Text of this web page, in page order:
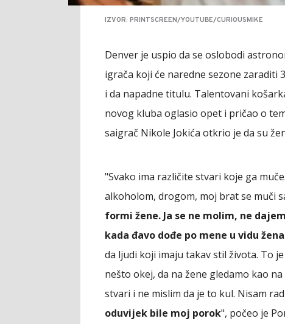
IZVOR: PRINTSCREEN/YOUTUBE/CURIOUSMIKE
Denver je uspio da se oslobodi
igrača koji će naredne sezone zaraditi
i da napadne titulu. Talentovani
novog kluba oglasio opet i pričao o
saigrač Nikole Jokića otkrio je da su
"Svako ima različite stvari koje ga
alkoholom, drogom, moj brat se muči
formi žene. Ja se ne molim, ne
kada đavo dođe po mene u vidu žena
da ljudi koji imaju takav stil života. To
nešto okej, da na žene gledamo kao
stvari i ne mislim da je to kul. Nisam
oduvijek bile moj porok", počeo je